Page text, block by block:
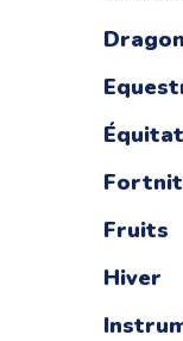
Fruits
Hiver